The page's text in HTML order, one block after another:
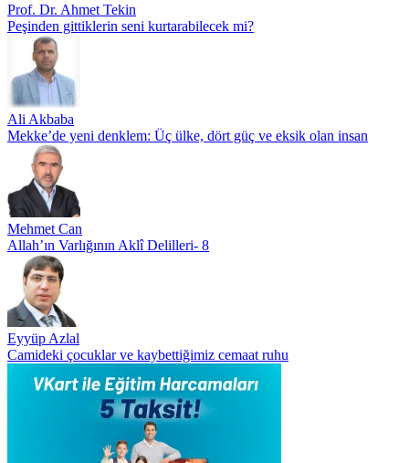
Prof. Dr. Ahmet Tekin
Peşinden gittiklerin seni kurtarabilecek mi?
Ali Akbaba
Mekke’de yeni denklem: Üç ülke, dört güç ve eksik olan insan
Mehmet Can
Allah’ın Varlığının Aklî Delilleri- 8
Eyyüp Azlal
Camideki çocuklar ve kaybettiğimiz cemaat ruhu